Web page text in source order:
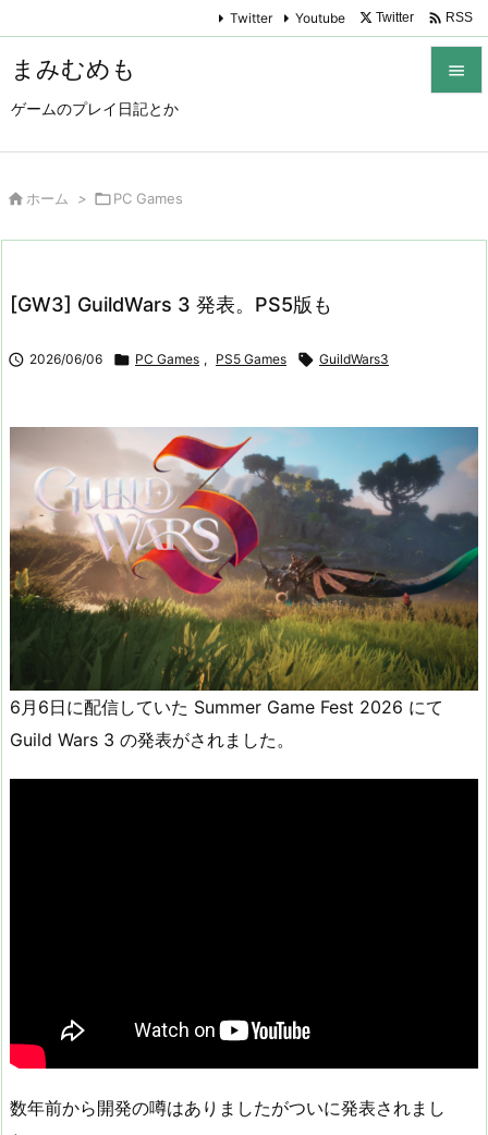
まみむめも
ゲームのプレイ日記とか

Twitter Youtube Twitter  RSS
 ホーム > PC Games
[GW3] GuildWars 3 発表。PS5版も
 2026/06/06  PC Games , PS5 Games  GuildWars3
6月6日に配信していた Summer Game Fest 2026 にて
Guild Wars 3 の発表がされました。
数年前から開発の噂はありましたがついに発表されまし